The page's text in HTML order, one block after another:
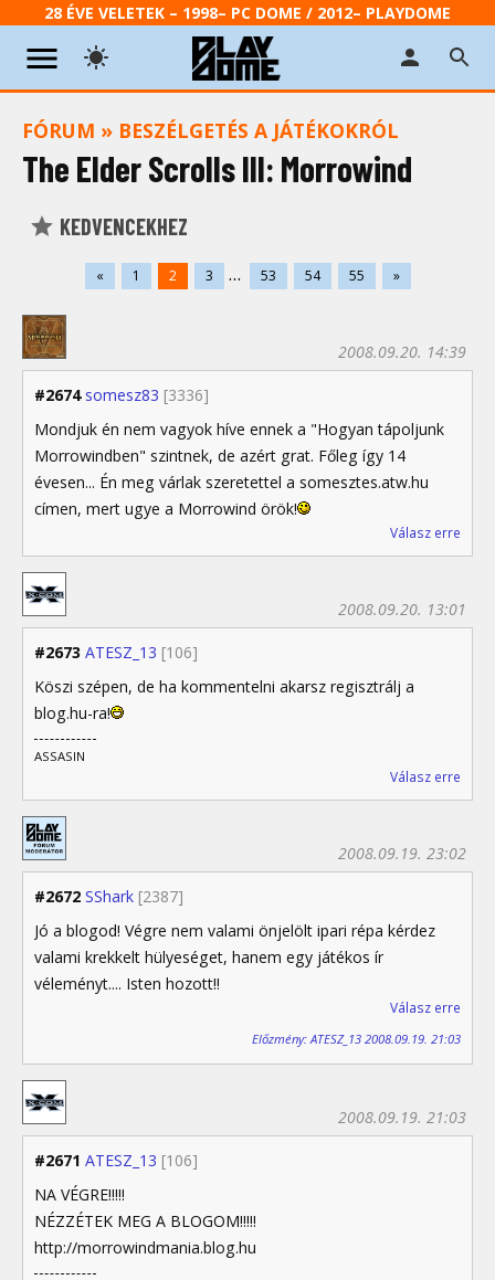
28 ÉVE VELETEK – 1998– PC DOME / 2012– PLAYDOME
FÓRUM » BESZÉLGETÉS A JÁTÉKOKRÓL
The Elder Scrolls III: Morrowind
KEDVENCEKHEZ
« 1 2 3 ... 53 54 55 »
#2674 somesz83 [3336]
2008.09.20. 14:39
Mondjuk én nem vagyok híve ennek a "Hogyan tápoljunk
Morrowindben" szintnek, de azért grat. Főleg így 14
évesen... Én meg várlak szeretettel a somesztes.atw.hu
címen, mert ugye a Morrowind örök!
Válasz erre
#2673 ATESZ_13 [106]
2008.09.20. 13:01
Köszi szépen, de ha kommentelni akarsz regisztrálj a
blog.hu-ra!
ASSASIN
Válasz erre
#2672 SShark [2387]
2008.09.19. 23:02
Jó a blogod! Végre nem valami önjelölt ipari répa kérdez
valami krekkelt hülyeséget, hanem egy játékos ír
véleményt.... Isten hozott!!
Válasz erre
Előzmény: ATESZ_13 2008.09.19. 21:03
#2671 ATESZ_13 [106]
2008.09.19. 21:03
NA VÉGRE!!!!!
NÉZZÉTEK MEG A BLOGOM!!!!!
http://morrowindmania.blog.hu